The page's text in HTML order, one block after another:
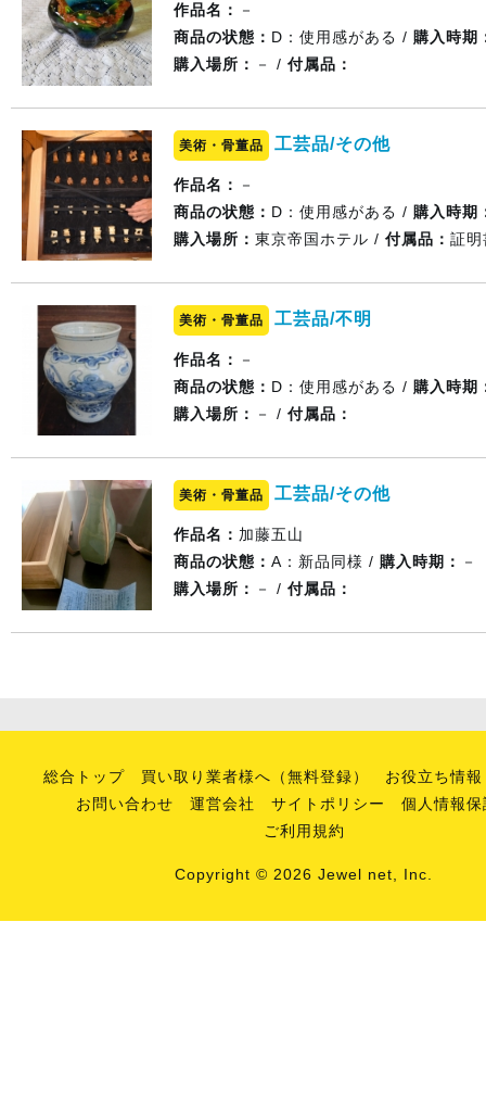
作品名：
－
商品の状態： D：使用感がある / 購入時期
購入場所：
－ / 付属品：
美術・骨董品 工芸品/その他
作品名：
－
商品の状態： D：使用感がある / 購入時期
購入場所： 東京帝国ホテル / 付属品： 証
美術・骨董品 工芸品/不明
作品名：
－
商品の状態： D：使用感がある / 購入時期
購入場所：
－ / 付属品：
美術・骨董品 工芸品/その他
作品名： 加藤五山
商品の状態： A：新品同様 / 購入時期：
－
購入場所：
－ / 付属品：
総合トップ 買い取り業者様へ（無料登録）
お役立ち情報
お問い合わせ
運営会社 サイトポリシー
個人情報
ご利用規約
Copyright © 2026 Jewel net, Inc.